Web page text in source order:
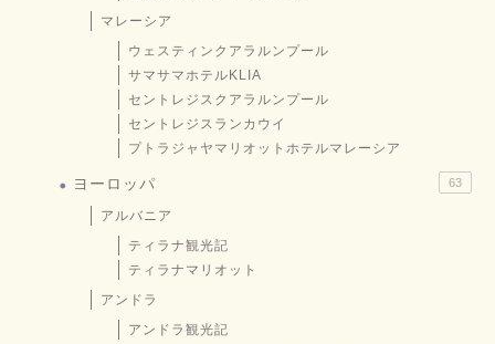
マレーシア
ウェスティンクアラルンプール
サマサマホテルKLIA
セントレジスクアラルンプール
セントレジスランカウイ
プトラジャヤマリオットホテルマレーシア
ヨーロッパ 63
アルバニア
ティラナ観光記
ティラナマリオット
アンドラ
アンドラ観光記